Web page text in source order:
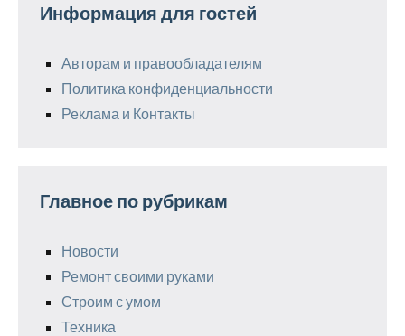
Информация для гостей
Авторам и правообладателям
Политика конфиденциальности
Реклама и Контакты
Главное по рубрикам
Новости
Ремонт своими руками
Строим с умом
Техника